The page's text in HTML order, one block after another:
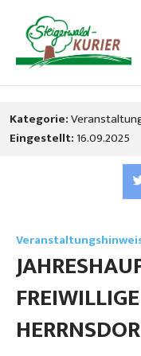
Kategorie:
Eingestellt:16.09.2025